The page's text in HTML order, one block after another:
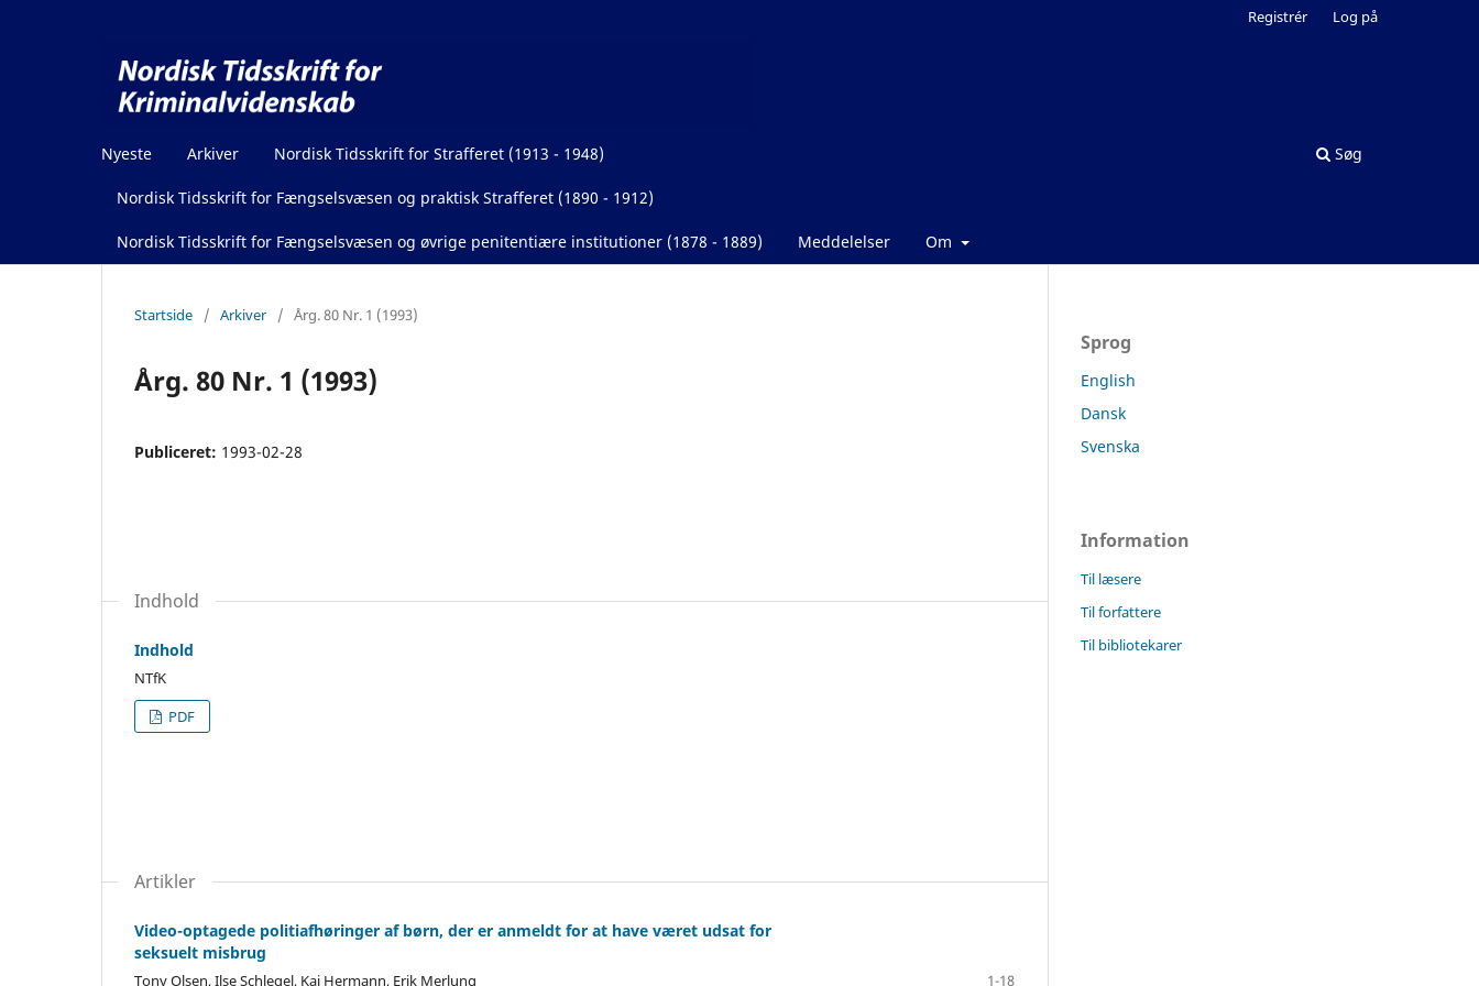
Nyeste Arkiver Nordisk Tidsskrift for Strafferet (1913 - 1948)
Nordisk Tidsskrift for Fængselsvæsen og praktisk Strafferet (1890 - 1912)
Nordisk Tidsskrift for Fængselsvæsen og øvrige penitentiære institutioner (1878 - 1889) Meddelelser Om
Søg
Registrér Log på
Startside / Arkiver / Årg. 80 Nr. 1 (1993)
Årg. 80 Nr. 1 (1993)
Publiceret: 1993-02-28
Indhold
Indhold
NTfK
PDF
Artikler
Video-optagede politiafhøringer af børn, der er anmeldt for at have været udsat for
seksuelt misbrug
Tony Olsen, Ilse Schlegel, Kai Hermann, Erik Merlung
1-18
Sprog
English
Dansk
Svenska
Information
Til læsere
Til forfattere
Til bibliotekarer